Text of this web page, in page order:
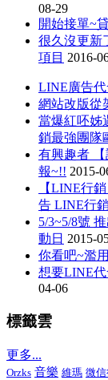
08-29
開始接單~
很久沒更新
項目 2016-
LINE廣告
網站改版從
當爆紅呸姊
銷最強團隊
有興趣者
報~!! 2015-
【LINE行
告 LINE行
5/3~5/8號
動日 2015-
你看吧~濫
想要LINE
04-06
標籤雲
更多...
Orzks 音樂 維瑪 微